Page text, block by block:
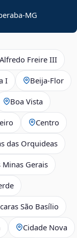
MG
Alfredo Freire III
I Beija‑Flor
Boa Vista
Centro
das Orquideas
Minas Gerais
São Basílio
Cidade Nova